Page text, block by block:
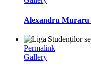
Alexandru Muraru
Permalink
Gallery